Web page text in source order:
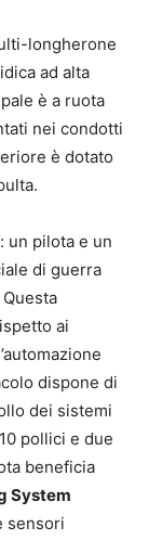
longherone
ad alta
è a ruota
nei condotti
è dotato
un pilota e un
di guerra
ai
dispone di
dei sistemi
pollici e due
beneficia
System
sensori